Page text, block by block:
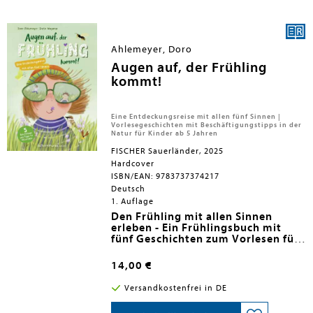
Regenwolken wegpusten, Eier suchen
und mit der Maus einen köstlichen Teig
für den Kuchen anrühren. Einmal in die
Hände klatschen - schon ist er fertig!
Ahlemeyer, Doro
Augen auf, der Frühling
kommt!
Eine Entdeckungsreise mit allen fünf Sinnen |
Vorlesegeschichten mit Beschäftigungstipps in der
Natur für Kinder ab 5 Jahren
FISCHER Sauerländer, 2025
Hardcover
ISBN/EAN: 9783737374217
Deutsch
1. Auflage
Den Frühling mit allen Sinnen
erleben - Ein Frühlingsbuch mit
fünf Geschichten zum Vorlesen für
findet man die? Als Flo, Tove, Nick,
Lucy und Milan sich in ihrer
Umgebung auf die Suche machen,
brauchen sie all ihre Sinne. Denn die
Veränderungen in der Natur lassen
In fünf in sich abgeschlossenen
Vorlesegeschichten für Kinder ab 5
erzählt Natur- und
14,00 €
Versandkostenfrei in DE